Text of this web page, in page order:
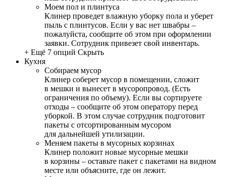
Моем пол и плинтуса
Клинер проведет влажную уборку пола и уберет
пыль с плинтусов. Если у вас нет швабры –
пожалуйста, сообщите об этом при оформлении
заявки. Сотрудник привезет свой инвентарь.
+ Ещё 7 опций Скрыть
Кухня
Собираем мусор
Клинер соберет мусор в помещении, сложит
в мешки и вынесет в мусоропровод. (Есть
ограничения по объему). Если вы сортируете
отходы – сообщите об этом оператору перед
уборкой. В этом случае сотрудник подготовит
пакеты с отсортированным мусором
для дальнейшей утилизации.
Меняем пакеты в мусорных корзинах
Клинер положит новые мусорные мешки
в корзины – оставьте пакет с пакетами на видном
месте или объясните, где он лежит.